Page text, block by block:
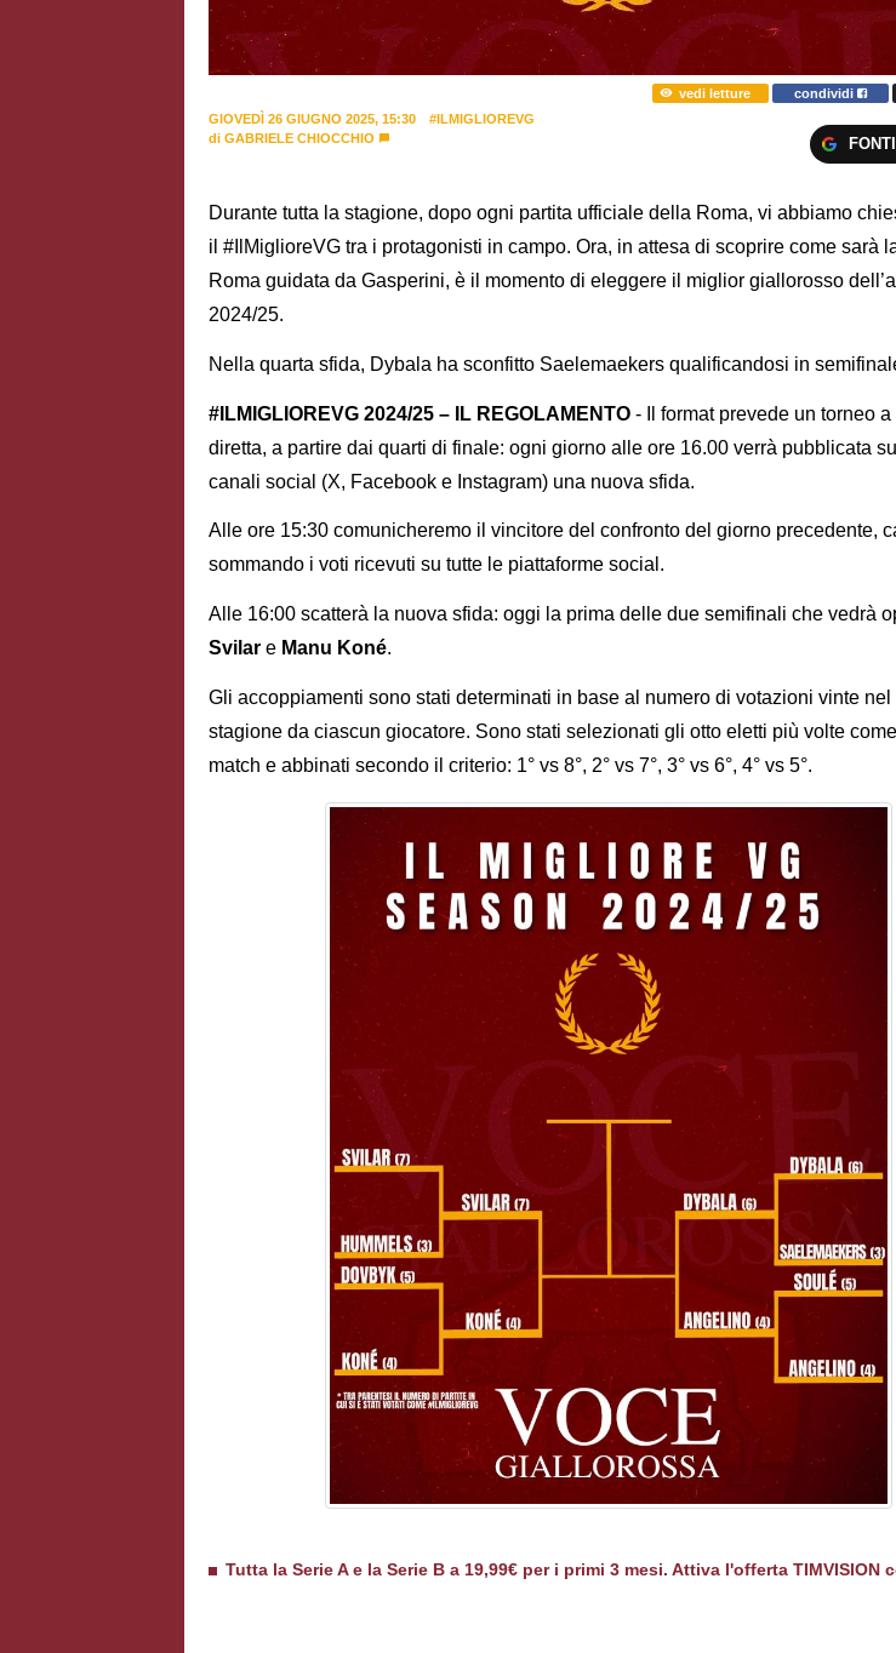
vedi letture condividi
GIOVEDÌ 26 GIUGNO 2025, 15:30
#ILMIGLIOREVG
di GABRIELE CHIOCCHIO
Durante tutta la stagione, dopo ogni partita ufficiale della Roma, vi abbiamo
il #IlMiglioreVG tra i protagonisti in campo. Ora, in attesa di scoprire come sarà
Roma guidata da Gasperini, è il momento di eleggere il miglior giallorosso
2024/25.
Nella quarta sfida, Dybala ha sconfitto Saelemaekers qualificandosi in
#ILMIGLIOREVG 2024/25 – IL REGOLAMENTO - Il format prevede un torneo
diretta, a partire dai quarti di finale: ogni giorno alle ore 16.00 verrà pubblicata
canali social (X, Facebook e Instagram) una nuova sfida.
Alle ore 15:30 comunicheremo il vincitore del confronto del giorno precedente,
sommando i voti ricevuti su tutte le piattaforme social.
Alle 16:00 scatterà la nuova sfida: oggi la prima delle due semifinali che vedrà
Svilar e Manu Koné.
Gli accoppiamenti sono stati determinati in base al numero di votazioni vinte nel
stagione da ciascun giocatore. Sono stati selezionati gli otto eletti più volte
match e abbinati secondo il criterio: 1° vs 8°, 2° vs 7°, 3° vs 6°, 4° vs 5°.
Tutta la Serie A e la Serie B a 19,99€ per i primi 3 mesi. Attiva l'offerta TIMVISION